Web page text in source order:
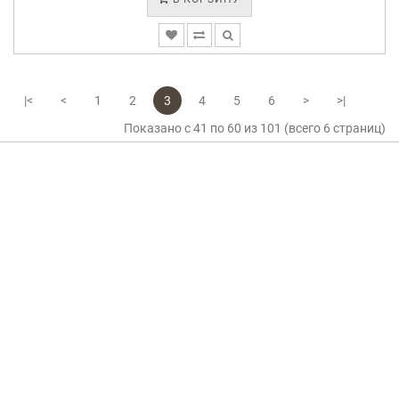
|< < 1 2 3 4 5 6 >
>|
Показано с 41 по 60 из 101 (всего 6 страниц)